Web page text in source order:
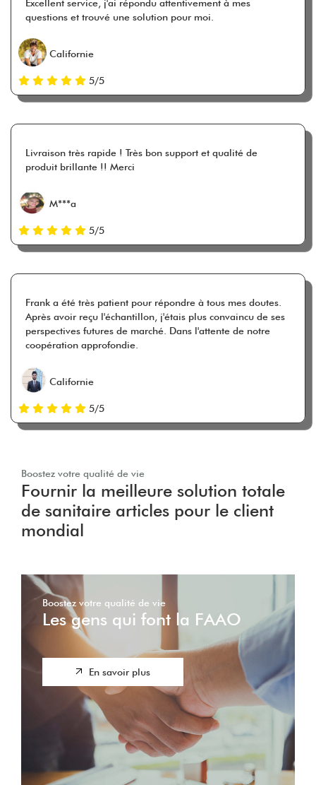
Excellent service, j'ai répondu attentivement à mes
questions et trouvé une solution pour moi.
Californie
5/5
Livraison très rapide ! Très bon support et qualité de
produit brillante !! Merci
M***a
5/5
Frank a été très patient pour répondre à tous mes doutes.
Après avoir reçu l'échantillon, j'étais plus convaincu de ses
perspectives futures de marché. Dans l'attente de notre
coopération approfondie.
Californie
5/5
Boostez votre qualité de vie
Fournir la meilleure solution totale
de sanitaire articles pour le client
mondial
Boostez votre qualité de vie
Les gens qui font la FAAO
En savoir plus